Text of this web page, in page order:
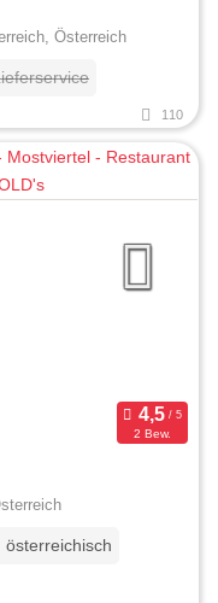
Österreich
110
2 Bew.
österreichisch